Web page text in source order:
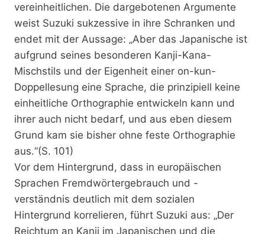
vereinheitlichen. Die dargebotenen Argumente
weist Suzuki sukzessive in ihre Schranken und
endet mit der Aussage: „Aber das Japanische ist
aufgrund seines besonderen Kanji-Kana-
Mischstils und der Eigenheit einer on-kun-
Doppellesung eine Sprache, die prinzipiell keine
einheitliche Orthographie entwickeln kann und
ihrer auch nicht bedarf, und aus eben diesem
Grund kam sie bisher ohne feste Orthographie
aus.“(S. 101)
Vor dem Hintergrund, dass in europäischen
Sprachen Fremdwörtergebrauch und -
verständnis deutlich mit dem sozialen
Hintergrund korrelieren, führt Suzuki aus: „Der
Reichtum an Kanji im Japanischen und die